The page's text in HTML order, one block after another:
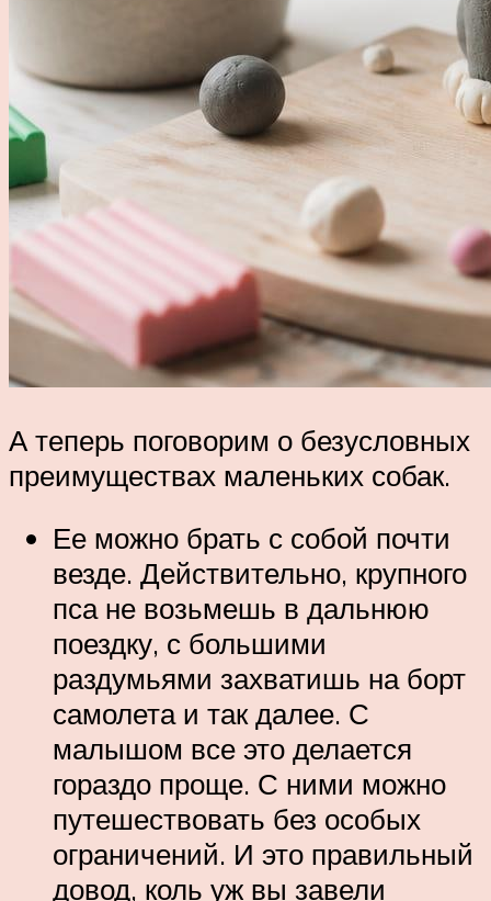
А теперь поговорим о безусловных
преимуществах маленьких собак.
Ее можно брать с собой почти
везде. Действительно, крупного
пса не возьмешь в дальнюю
поездку, с большими
раздумьями захватишь на борт
самолета и так далее. С
малышом все это делается
гораздо проще. С ними можно
путешествовать без особых
ограничений. И это правильный
довод, коль уж вы завели